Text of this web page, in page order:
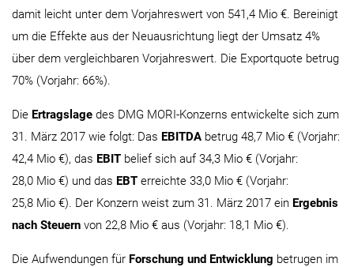
damit leicht unter dem Vorjahreswert von 541,4 Mio €. Bereinigt
um die Effekte aus der Neuausrichtung liegt der Umsatz 4%
über dem vergleichbaren Vorjahreswert. Die Exportquote betrug
70% (Vorjahr: 66%).
Die Ertragslage des DMG MORI-Konzerns entwickelte sich zum
31. März 2017 wie folgt: Das EBITDA betrug 48,7 Mio € (Vorjahr:
42,4 Mio €), das EBIT belief sich auf 34,3 Mio € (Vorjahr:
28,0 Mio €) und das EBT erreichte 33,0 Mio € (Vorjahr:
25,8 Mio €). Der Konzern weist zum 31. März 2017 ein Ergebnis
nach Steuern von 22,8 Mio € aus (Vorjahr: 18,1 Mio €).
Die Aufwendungen für Forschung und Entwicklung betrugen im